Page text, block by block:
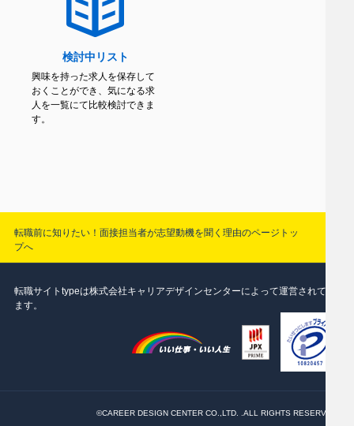
検討中リスト
興味を持った求人を保存して
おくことができ、気になる求
人を一覧にて比較検討できま
す。
転職前に知りたい！面接担当者が志望動機を聞く理由のページトッ
プへ
転職サイトtypeは株式会社キャリアデザインセンターによって運営されてい
ます。
©CAREER DESIGN CENTER CO.,LTD. .ALL RIGHTS RESERVED.